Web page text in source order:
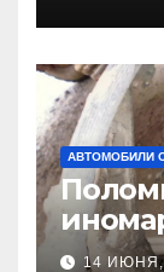
АВТОМОБИЛИ
14